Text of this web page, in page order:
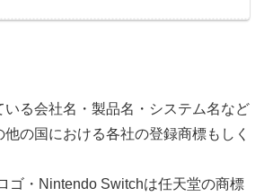
いる会社名・製品名・システム名など
の国における各社の登録商標もしく
ゴ・Nintendo Switchは任天堂の商標